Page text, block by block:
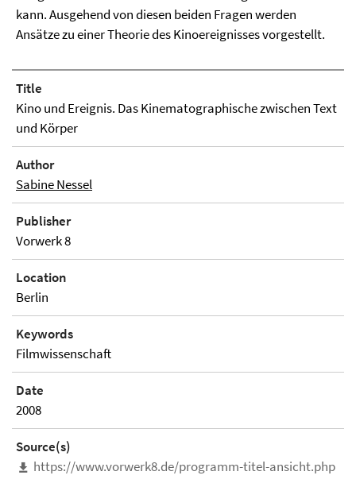
kann. Ausgehend von diesen beiden Fragen werden
Ansätze zu einer Theorie des Kinoereignisses vorgestellt.
Title
Kino und Ereignis. Das Kinematographische zwischen Text
und Körper
Author
Sabine Nessel
Publisher
Vorwerk 8
Location
Berlin
Keywords
Filmwissenschaft
Date
2008
Source(s)
https://www.vorwerk8.de/programm-titel-ansicht.php